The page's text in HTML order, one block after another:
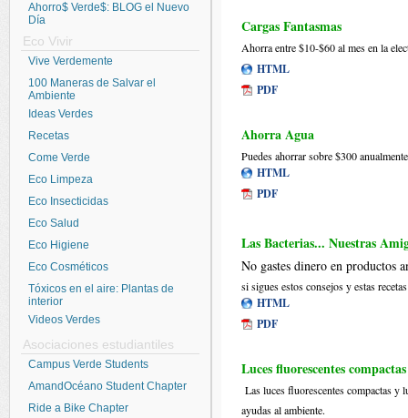
Ahorro$ Verde$: BLOG el Nuevo
Día
Eco Vivir
Vive Verdemente
100 Maneras de Salvar el
Ambiente
Ideas Verdes
Recetas
Come Verde
Eco Limpeza
Eco Insecticidas
Eco Salud
Eco Higiene
Eco Cosméticos
Tóxicos en el aire: Plantas de
interior
Videos Verdes
Asociaciones estudiantiles
Campus Verde Students
AmandOcéano Student Chapter
Ride a Bike Chapter
Cargas Fantasmas
Ahorra entre $10-$60 al mes en la
HTML
PDF
Ahorra Agua
Puedes ahorrar sobre $300
HTML
PDF
Las Bacterias... Nuestras
No gastes dinero en productos
si sigues estos consejos y estas
HTML
PDF
Luces fluorescentes
Las luces fluorescentes compactas
ayudas al ambiente.